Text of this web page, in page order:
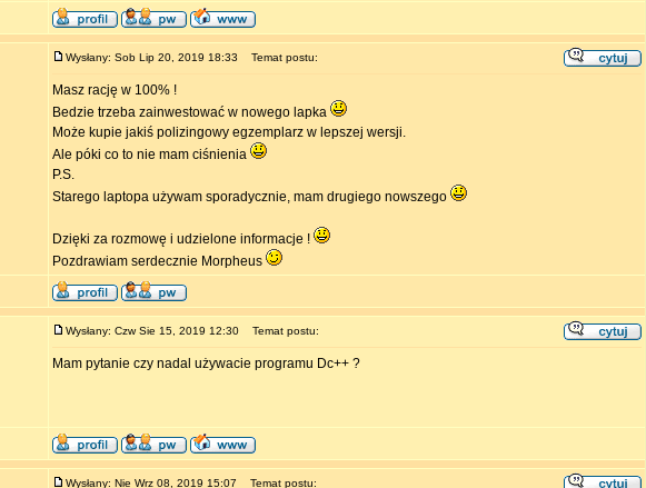
Wysłany: Sob Lip 20, 2019 18:33 Temat postu:
Masz rację w 100% !
Bedzie trzeba zainwestować w nowego lapka
Może kupie jakiś polizingowy egzemplarz w lepszej wersji.
Ale póki co to nie mam ciśnienia
P.S.
Starego laptopa używam sporadycznie, mam drugiego nowszego
Dzięki za rozmowę i udzielone informacje !
Pozdrawiam serdecznie Morpheus
Wysłany: Czw Sie 15, 2019 12:30 Temat postu:
Mam pytanie czy nadal używacie programu Dc++ ?
Wysłany: Nie Wrz 08, 2019 15:07 Temat postu: